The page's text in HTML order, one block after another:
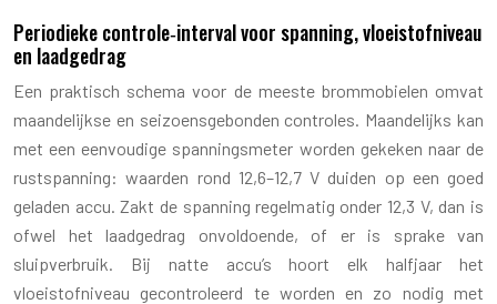
Periodieke controle‑interval voor spanning, vloeistofniveau
en laadgedrag
Een praktisch schema voor de meeste brommobielen omvat
maandelijkse en seizoensgebonden controles. Maandelijks kan
met een eenvoudige spanningsmeter worden gekeken naar de
rustspanning: waarden rond 12,6–12,7 V duiden op een goed
geladen accu. Zakt de spanning regelmatig onder 12,3 V, dan is
ofwel het laadgedrag onvoldoende, of er is sprake van
sluipverbruik. Bij natte accu’s hoort elk halfjaar het
vloeistofniveau gecontroleerd te worden en zo nodig met